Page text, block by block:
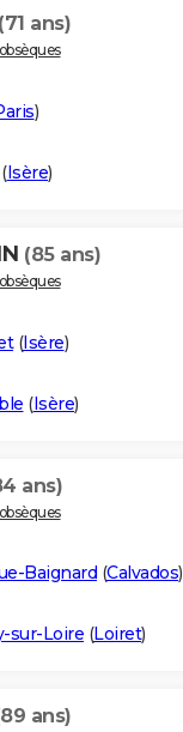
(71 ans)
)
(Isère)
(85 ans)
(Isère)
(Isère)
ans)
Baignard (Calvados)
sur-Loire (Loiret)
ans)